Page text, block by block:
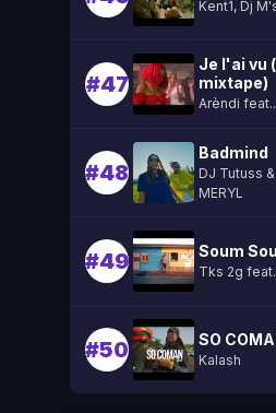
Kent1, Dj
#47
Je l'ai vu
mixtape)
Arèndi
#48
Badmind
DJ Tutuss
MERYL
#49 Soum
Tks 2g
#50 SO
Kalash